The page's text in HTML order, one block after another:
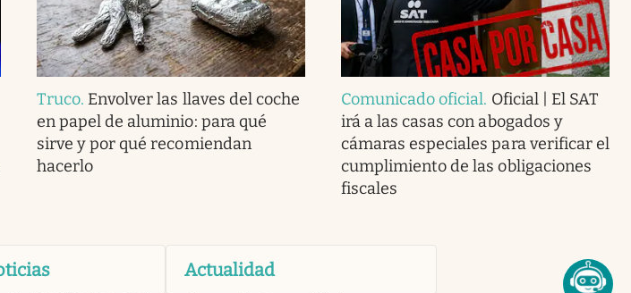
Truco. Envolver las llaves del coche
en papel de aluminio: para qué
sirve y por qué recomiendan
hacerlo
Comunicado oficial. Oficial | El SAT
irá a las casas con abogados y
cámaras especiales para verificar el
cumplimiento de las obligaciones
fiscales
Actualidad